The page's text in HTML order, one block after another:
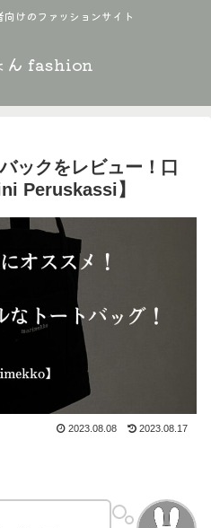
けのファッションサイト
ん fashion
ックをレビュー！口
Peruskassi】
2023.08.08 2023.08.17